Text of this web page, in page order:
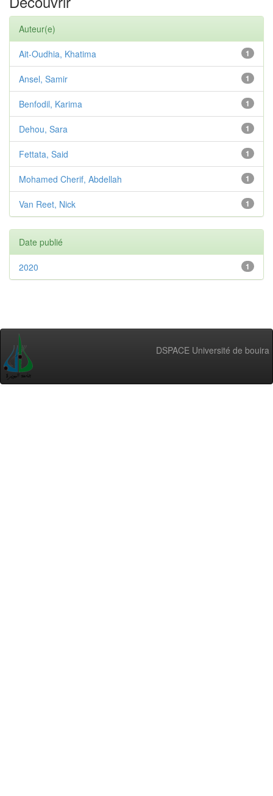
Auteur(e)
1
Ait-Oudhia, Khatima
1
Ansel, Samir
1
Benfodil, Karima
1
Dehou, Sara
1
Fettata, Said
1
Mohamed Cherif, Abdellah
1
Van Reet, Nick
Date publié
1
2020
DSPACE Université de bouira